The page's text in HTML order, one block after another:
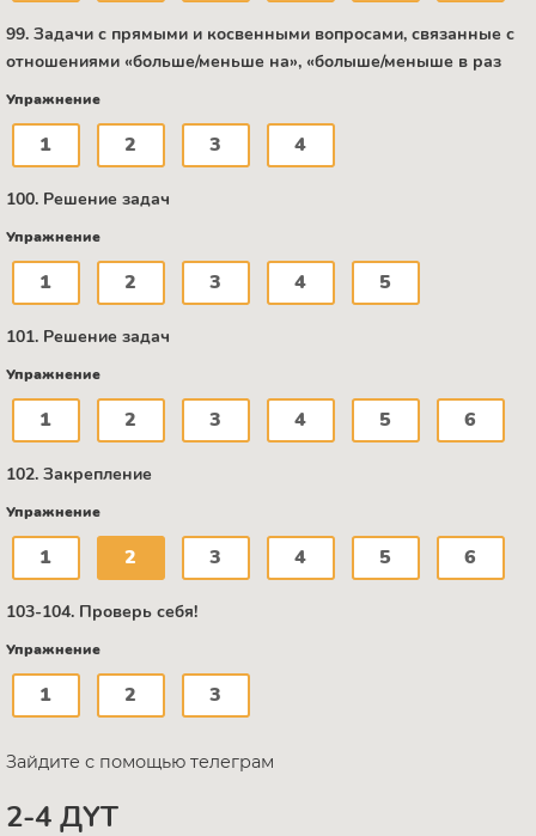
99. Задачи с прямыми и косвенными вопросами, связанные с
отношениями «больше/меньше на», «болыше/меныше в раз
Упражнение
1 2 3 4
100. Решение задач
Упражнение
1 2 3 4 5
101. Решение задач
Упражнение
1 2 3 4 5 6
102. Закрепление
Упражнение
1 2 3 4 5 6
103-104. Проверь себя!
Упражнение
1 2 3
Зайдите с помощью телеграм
2-4 ДҮТ